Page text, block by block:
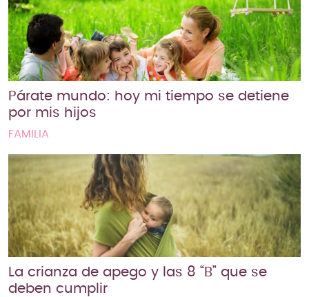
Párate mundo: hoy mi tiempo se detiene
por mis hijos
FAMILIA
La crianza de apego y las 8 “B” que se
deben cumplir